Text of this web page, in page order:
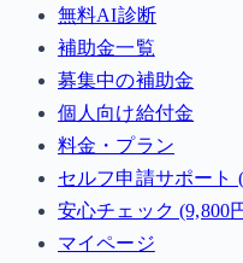
無料AI診断
補助金一覧
募集中の補助金
個人向け給付金
料金・プラン
セルフ申請サポート
安心チェック (9,800
マイページ